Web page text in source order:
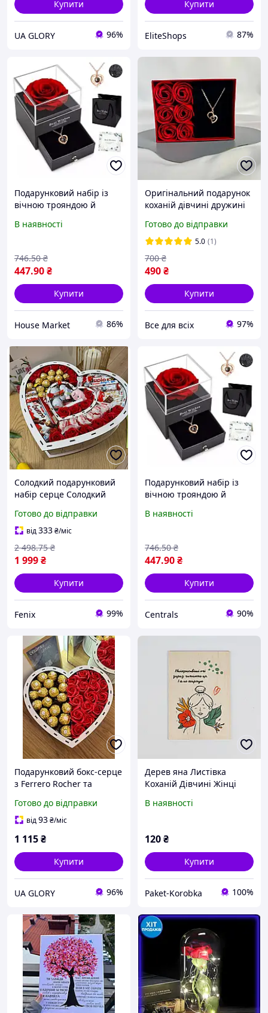
Купити
UA GLORY 96%
Купити
EliteShops 87%
Подарунковий набір із
вічною трояндою й
в коробці з шухлядою
для жінок
В наявності
447.90₴
746.50 ₴
Купити
House Market 86%
Оригінальний подарунок
коханій дівчині дружині
подарунковий набір на
день закоханих для жінок
я тебе кохаю кулон серце
Готово до відправки
5.0 (1)
490₴
700 ₴
Купити
Все для всіх 97%
Солодкий подарунковий
набір серце Солодкий
Романтичні подарунки
дівчині Подарунок
коханій жінці
Готово до відправки
від333₴/міс
1 999₴
2 498.75 ₴
Купити
Fenix 99%
Подарунковий набір із
вічною трояндою й
в коробці з шухлядою
для жінок
В наявності
447.90₴
746.50 ₴
Купити
Centrals 90%
Подарунковий бокс-серце
з Ferrero Rocher та
Романтичний подарунок
для дівчини, жінки, мами,
Готово до відправки
від93₴/міс
1 115₴
Купити
UA GLORY 96%
Дерев яна Листівка
Коханій Дівчині Жінці
Оригінальний
В наявності
120₴
Купити
Paket-Korobka 100%